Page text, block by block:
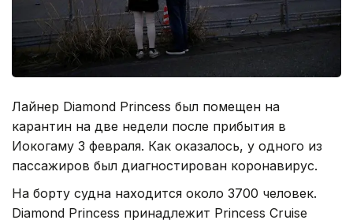
Лайнер Diamond Princess был помещен на
карантин на две недели после прибытия в
Иокогаму 3 февраля. Как оказалось, у одного из
пассажиров был диагностирован коронавирус.
На борту судна находится около 3700 человек.
Diamond Princess принадлежит Princess Cruise